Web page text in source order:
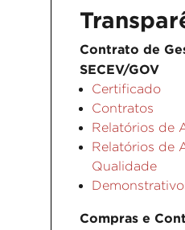
Contrato de
SECEV/GOV
Certificado
Contratos
Relatórios de
Relatórios de
Qualidade
Compras e